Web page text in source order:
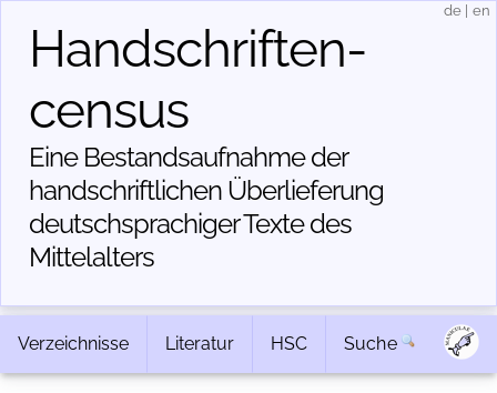
Handschriften­
census
Eine Bestandsaufnahme der
handschriftlichen Über­lieferung
deutschsprachiger Texte des
Mittelalters
de en
Verzeichnisse Literatur HSC Suche